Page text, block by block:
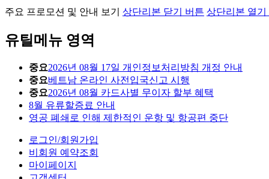
주요 프로모션 및 안내 보기 상단리본 닫기 버튼 상단리본 열기
유틸메뉴 영역
중요2026년 08월 17일 개인정보처리방침 개정 안내
중요베트남 온라인 사전입국신고 시행
중요2026년 08월 카드사별 무이자 할부 혜택
8월 유류할증료 안내
영공 폐쇄로 인해 제한적인 운항 및 항공편 중단
로그인/회원가입
비회원 예약조회
마이페이지